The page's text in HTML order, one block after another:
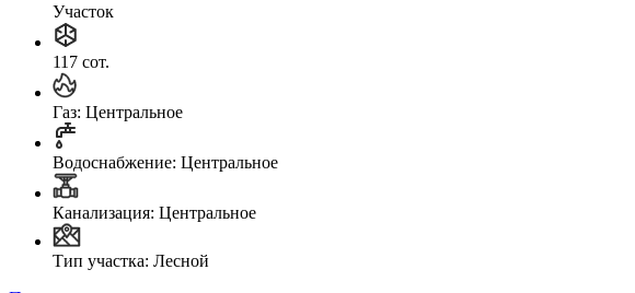
Участок
117 сот.
Газ: Центральное
Водоснабжение: Центральное
Канализация: Центральное
Тип участка: Лесной